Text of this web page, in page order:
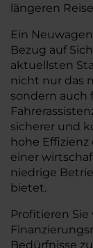
längeren
Ein
Bezug auf
aktuellsten
nicht nur das
sondern auch
sicherer und
hohe
einer
niedrige
bietet.
Profitieren
Bedürfnisse